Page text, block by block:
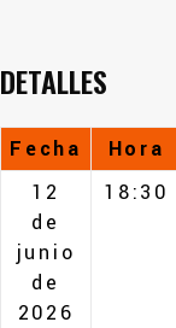
DETALLES
Fecha Hora
12
de
junio
de
2026
18:30